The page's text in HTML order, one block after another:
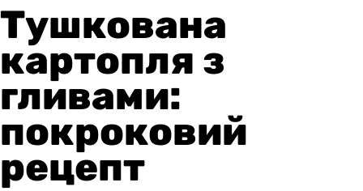
Тушкована
картопля з
гливами:
покроковий
рецепт